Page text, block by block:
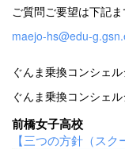
ご質問ご要望は下記
maejo-hs@edu-
ぐんま乗換コンシェル
ぐんま乗換コンシェ
前橋女子高校
【三つの方針（ス